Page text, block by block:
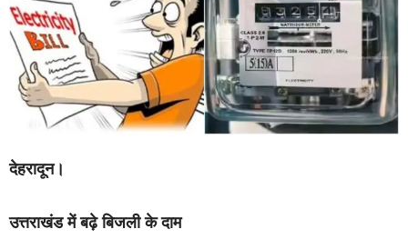
देहरादून।
उत्तराखंड में बढ़े बिजली के दाम